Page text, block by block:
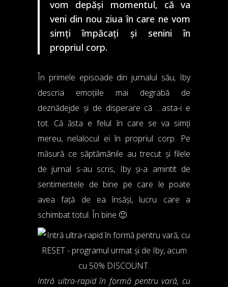
vom depăși momentul, că va
veni din nou ziua în care ne vom
simți împăcați și senini în
propriul corp.
În primele episoade din jurnalul său, Iby
descria emoțiile mai degrabă de
deznădejde și de disperare că …asta-i e
tot. Că ăsta e felul în care se va simți
mereu, nelalocul ei în propriul corp. Pe
măsură ce săptămânile au trecut și filele
de jurnal s-au scris, Iby și-a amintit de
sentimentele de bine pe care le poate
avea față de ea însăși, lucru care a
schimbat totul. În bine 🙂
Intră ultra-rapid în formă pentru vară, cu